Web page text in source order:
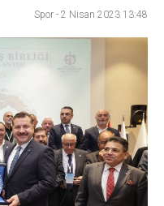
Spor - 2 Nisan 2023 13:48